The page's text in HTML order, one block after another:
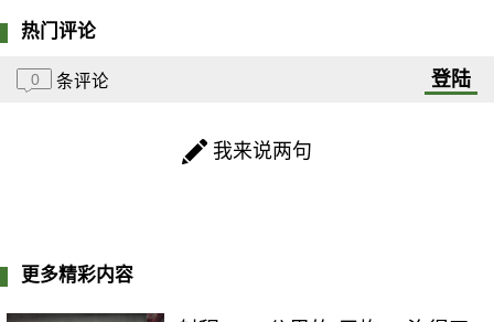
热门评论
0 条评论 登陆
我来说两句
更多精彩内容